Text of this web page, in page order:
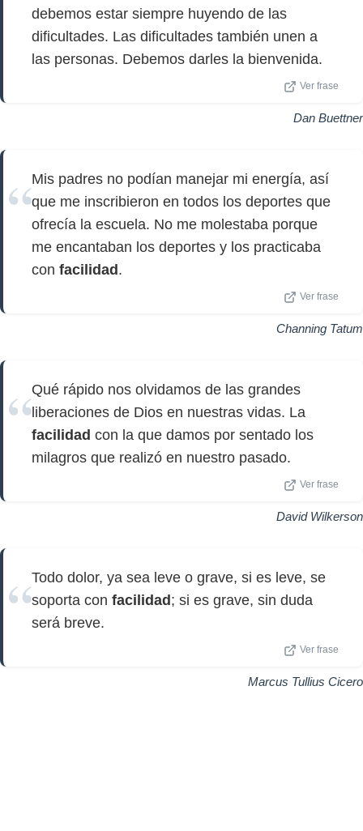
debemos estar siempre huyendo de las
dificultades. Las dificultades también unen a
las personas. Debemos darles la bienvenida.
Ver frase
Dan Buettner
Mis padres no podían manejar mi energía, así
que me inscribieron en todos los deportes que
ofrecía la escuela. No me molestaba porque
me encantaban los deportes y los practicaba
con facilidad .
Ver frase
Channing Tatum
Qué rápido nos olvidamos de las grandes
liberaciones de Dios en nuestras vidas. La
facilidad con la que damos por sentado los
milagros que realizó en nuestro pasado.
Ver frase
David Wilkerson
Todo dolor, ya sea leve o grave, si es leve, se
soporta con facilidad ; si es grave, sin duda
será breve.
Ver frase
Marcus Tullius Cicero